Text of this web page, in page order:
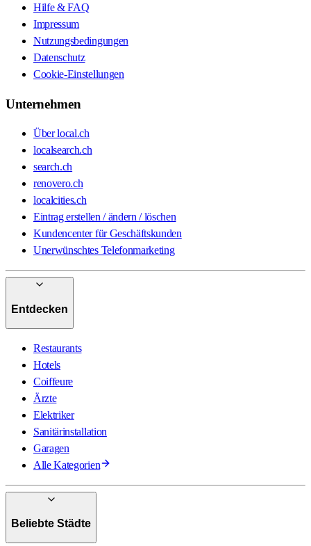
Hilfe & FAQ
Impressum
Nutzungsbedingungen
Datenschutz
Cookie-Einstellungen
Unternehmen
Über local.ch
localsearch.ch
search.ch
renovero.ch
localcities.ch
Eintrag erstellen / ändern / löschen
Kundencenter für Geschäftskunden
Unerwünschtes Telefonmarketing
Entdecken
Restaurants
Hotels
Coiffeure
Ärzte
Elektriker
Sanitärinstallation
Garagen
Alle Kategorien
Beliebte Städte